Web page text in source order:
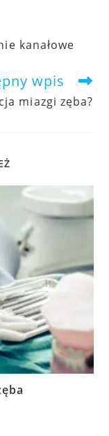
kanałowe
wpis
miazgi zęba?